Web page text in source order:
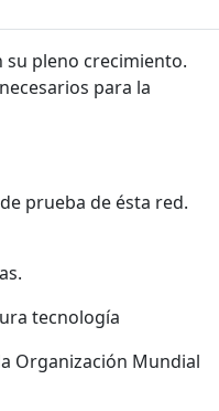
su pleno crecimiento.
para la
prueba de ésta red.
tecnología
Organización Mundial